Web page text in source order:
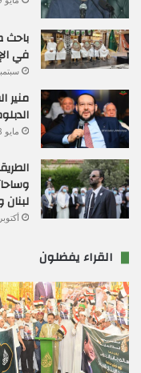
في
سبتمبر 10,
منير
مايو 18, 2026
أكتوبر 11, 2024
القراء يفضلون